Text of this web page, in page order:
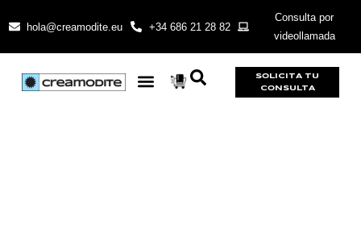
hola@creamodite.eu +34 686 21 28 82
Consulta por
videollamada
SOLICITA TU
CONSULTA